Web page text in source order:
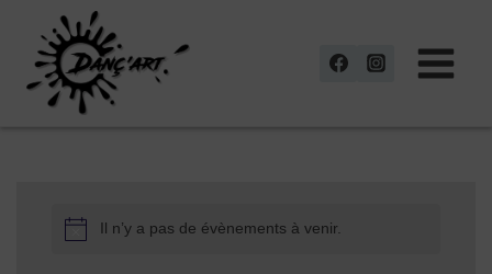
contenu
Il n’y a pas de évènements à venir.